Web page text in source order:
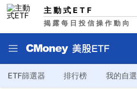
主動式ETF
揭露每日投信操作動向
ETF篩選器 排行榜 我的自選